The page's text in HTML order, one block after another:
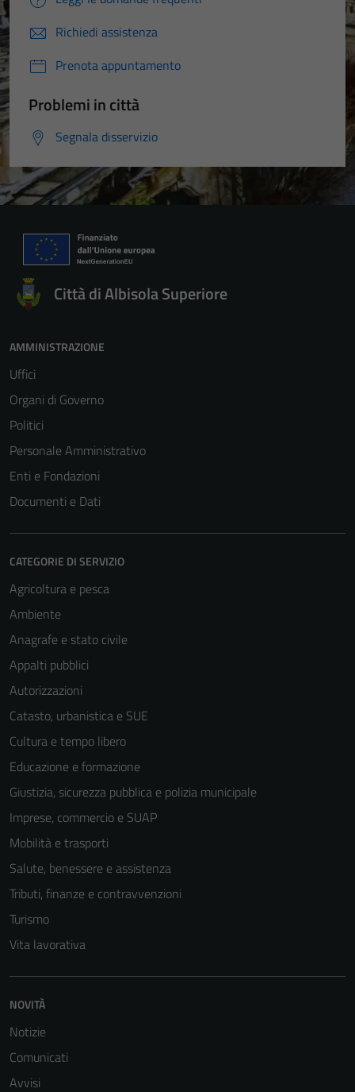
Richiedi assistenza
Prenota appuntamento
Problemi in città
Segnala disservizio
Città di Albisola Superiore
AMMINISTRAZIONE
Uffici
Organi di Governo
Politici
Personale Amministrativo
Enti e Fondazioni
Documenti e Dati
CATEGORIE DI SERVIZIO
Agricoltura e pesca
Ambiente
Anagrafe e stato civile
Appalti pubblici
Autorizzazioni
Catasto, urbanistica e SUE
Cultura e tempo libero
Educazione e formazione
Giustizia, sicurezza pubblica e polizia municipale
Imprese, commercio e SUAP
Mobilità e trasporti
Salute, benessere e assistenza
Tributi, finanze e contravvenzioni
Turismo
Vita lavorativa
NOVITÀ
Notizie
Comunicati
Avvisi